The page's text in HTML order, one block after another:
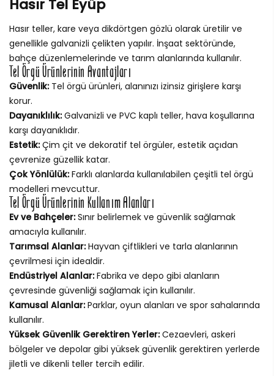
Hasır Tel Eyüp
Hasır teller, kare veya dikdörtgen gözlü olarak üretilir ve
genellikle galvanizli çelikten yapılır. İnşaat sektöründe,
bahçe düzenlemelerinde ve tarım alanlarında kullanılır.
Tel Örgü Ürünlerinin Avantajları
Güvenlik:Tel örgü ürünleri, alanınızı izinsiz girişlere karşı
korur.
Dayanıklılık:Galvanizli ve PVC kaplı teller, hava koşullarına
karşı dayanıklıdır.
Estetik:Çim çit ve dekoratif tel örgüler, estetik açıdan
çevrenize güzellik katar.
Çok Yönlülük:Farklı alanlarda kullanılabilen çeşitli tel örgü
modelleri mevcuttur.
Tel Örgü Ürünlerinin Kullanım Alanları
Ev ve Bahçeler:Sınır belirlemek ve güvenlik sağlamak
amacıyla kullanılır.
Tarımsal Alanlar:Hayvan çiftlikleri ve tarla alanlarının
çevrilmesi için idealdir.
Endüstriyel Alanlar:Fabrika ve depo gibi alanların
çevresinde güvenliği sağlamak için kullanılır.
Kamusal Alanlar:Parklar, oyun alanları ve spor sahalarında
kullanılır.
Yüksek Güvenlik Gerektiren Yerler:Cezaevleri, askeri
bölgeler ve depolar gibi yüksek güvenlik gerektiren yerlerde
jiletli ve dikenli teller tercih edilir.